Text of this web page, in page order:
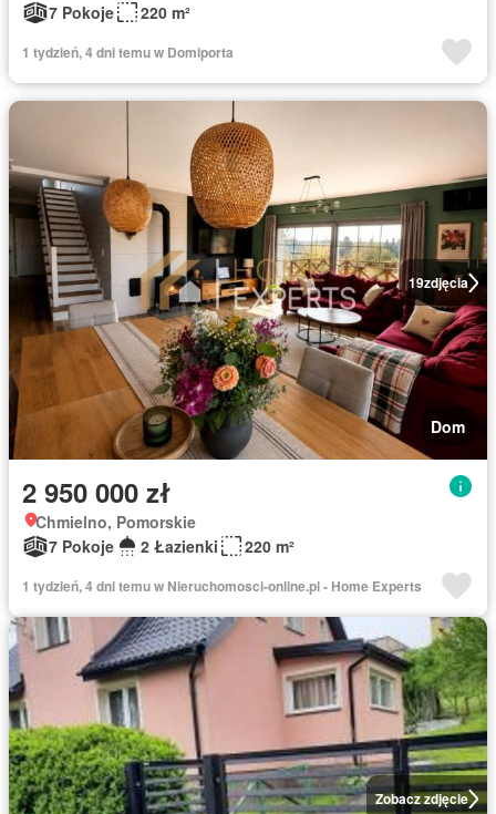
7 Pokoje
220 m²
1 tydzień, 4 dni temu w Domiporta
19zdjęcia
Dom
2 950 000 zł
Chmielno, Pomorskie
7 Pokoje
2 Łazienki 220 m²
1 tydzień, 4 dni temu w Nieruchomosci-online.pl - Home Experts
Zobacz zdjęcie